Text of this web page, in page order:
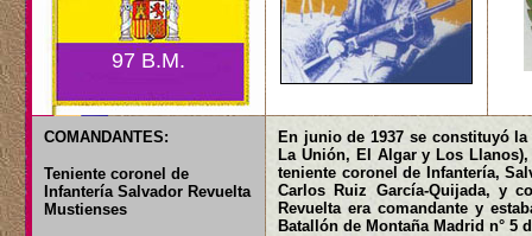
97 B.M.
COMANDANTES:
Teniente coronel de
Infantería Salvador Revuelta
Mustienses
En junio de 1937 se constituyó
La Unión, El Algar y Los
teniente coronel de Infantería,
Carlos Ruiz García-Quijada, y
Revuelta era comandante y
Batallón de Montaña Madrid n° 5